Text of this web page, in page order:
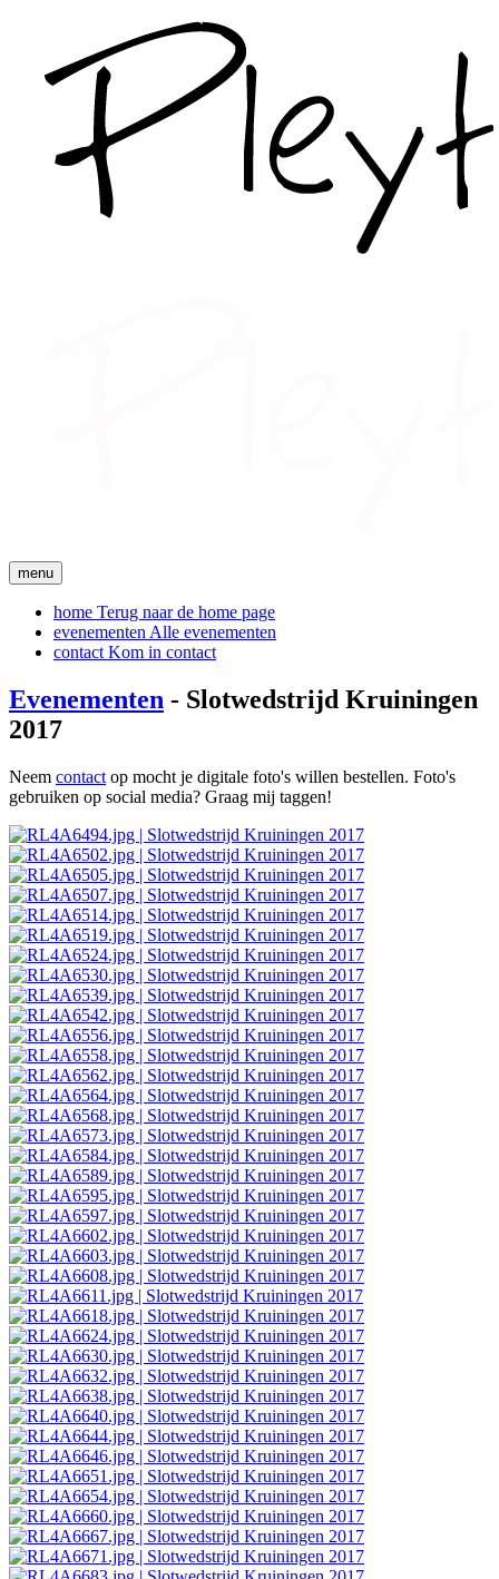
menu
home Terug naar de home page
evenementen Alle evenementen
contact Kom in contact
Evenementen - Slotwedstrijd Kruiningen
2017
Neem contact op mocht je digitale foto's willen bestellen. Foto's
gebruiken op social media? Graag mij taggen!